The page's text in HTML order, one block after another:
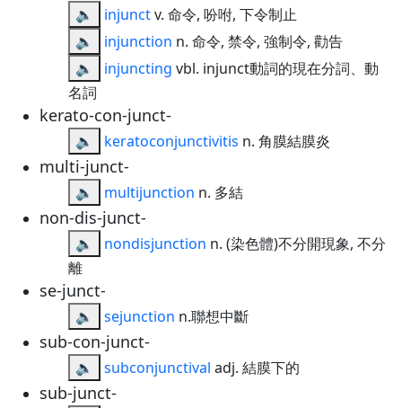
🔈 injunctv. 命令, 吩咐, 下令制止
🔈
injunction n. 命令, 禁令, 強制令, 勸告
🔈
injuncting vbl. injunct動詞的現在分詞、動
名詞
kerato-con-junct-
🔈 keratoconjunctivitis n. 角膜結膜炎
multi-junct-
🔈 multijunction n. 多結
non-dis-junct-
🔈 nondisjunction n. (染色體)不分開現象, 不分
離
se-junct-
🔈 sejunction n.聯想中斷
sub-con-junct-
🔈 subconjunctival adj. 結膜下的
sub-junct-